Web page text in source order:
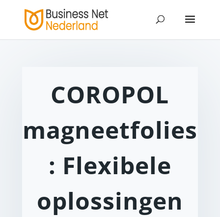
COROPOL
magneetfolies
: Flexibele
oplossingen